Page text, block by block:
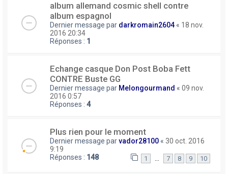
album allemand cosmic shell contre
album espagnol
Dernier message par darkromain2604 « 18 nov.
2016 20:34
Réponses : 1
Echange casque Don Post Boba Fett
CONTRE Buste GG
Dernier message par Melongourmand « 09 nov.
2016 0:57
Réponses : 4
Plus rien pour le moment
Dernier message parvador28100 « 30 oct. 2016
9:19
Réponses : 148 1 7 8 9 10